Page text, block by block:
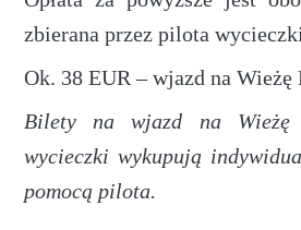
zbierana przez pilota
Ok. 38 EUR – wjazd na
Bilety na wjazd na Wieżę
wycieczki wykupują
pomocą pilota.